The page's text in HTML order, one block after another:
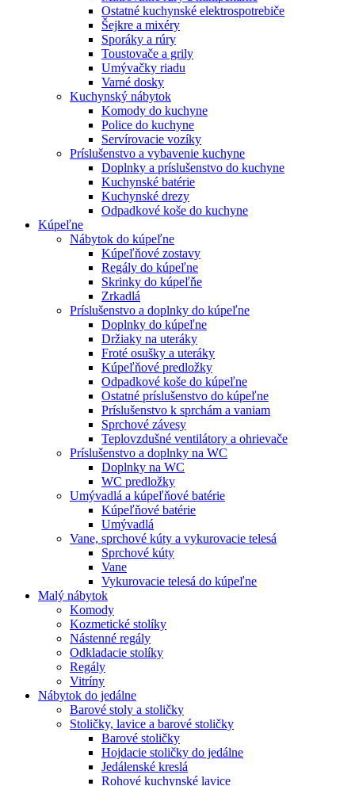
Ostatné kuchynské elektrospotrebiče
Šejkre a mixéry
Sporáky a rúry
Toustovače a grily
Umývačky riadu
Varné dosky
Kuchynský nábytok
Komody do kuchyne
Police do kuchyne
Servírovacie vozíky
Príslušenstvo a vybavenie kuchyne
Doplnky a príslušenstvo do kuchyne
Kuchynské batérie
Kuchynské drezy
Odpadkové koše do kuchyne
Kúpeľne
Nábytok do kúpeľne
Kúpeľňové zostavy
Regály do kúpeľne
Skrinky do kúpeľňe
Zrkadlá
Príslušenstvo a doplnky do kúpeľne
Doplnky do kúpeľne
Držiaky na uteráky
Froté osušky a uteráky
Kúpeľňové predložky
Odpadkové koše do kúpeľne
Ostatné príslušenstvo do kúpeľne
Príslušenstvo k sprchám a vaniam
Sprchové závesy
Teplovzdušné ventilátory a ohrievače
Príslušenstvo a doplnky na WC
Doplnky na WC
WC predložky
Umývadlá a kúpeľňové batérie
Kúpeľňové batérie
Umývadlá
Vane, sprchové kúty a vykurovacie telesá
Sprchové kúty
Vane
Vykurovacie telesá do kúpeľne
Malý nábytok
Komody
Kozmetické stolíky
Nástenné regály
Odkladacie stolíky
Regály
Vitríny
Nábytok do jedálne
Barové stoly a stoličky
Stoličky, lavice a barové stoličky
Barové stoličky
Hojdacie stoličky do jedálne
Jedálenské kreslá
Rohové kuchynské lavice